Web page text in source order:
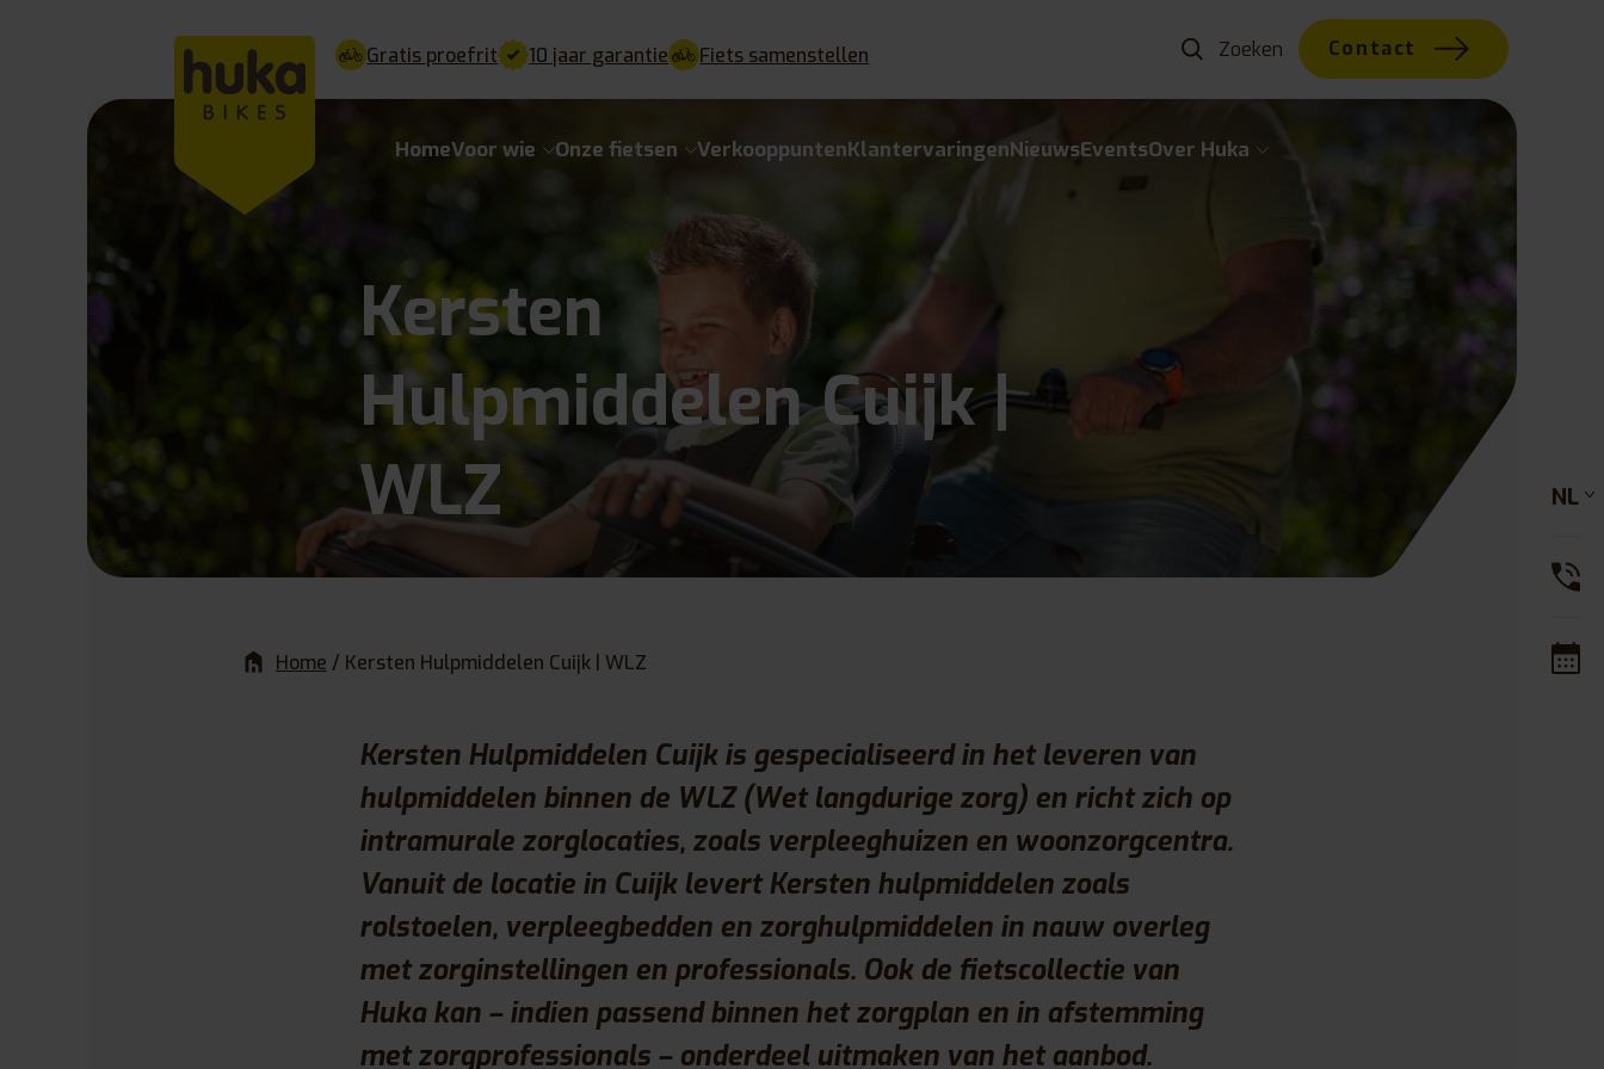
Gratis proefrit 10 jaar garantie Fiets samenstellen Contact
HomeVoor wie Onze fietsen VerkooppuntenKlantervaringenNieuwsEventsOver Huka
Kersten
Hulpmiddelen Cuijk |
WLZ
Home / Kersten Hulpmiddelen Cuijk | WLZ
Kersten Hulpmiddelen Cuijk is gespecialiseerd in het leveren van
hulpmiddelen binnen de WLZ (Wet langdurige zorg) en richt zich op
intramurale zorglocaties, zoals verpleeghuizen en woonzorgcentra.
Vanuit de locatie in Cuijk levert Kersten hulpmiddelen zoals
rolstoelen, verpleegbedden en zorghulpmiddelen in nauw overleg
met zorginstellingen en professionals. Ook de fietscollectie van
Huka kan – indien passend binnen het zorgplan en in afstemming
met zorgprofessionals – onderdeel uitmaken van het aanbod.
NL